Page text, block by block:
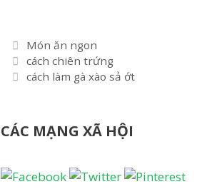
Danh
mục
Món ăn ngon
Điều
hướng
cách chiên trứng
cách làm gà xào sả ớt
CÁC MẠNG XÃ HỘI